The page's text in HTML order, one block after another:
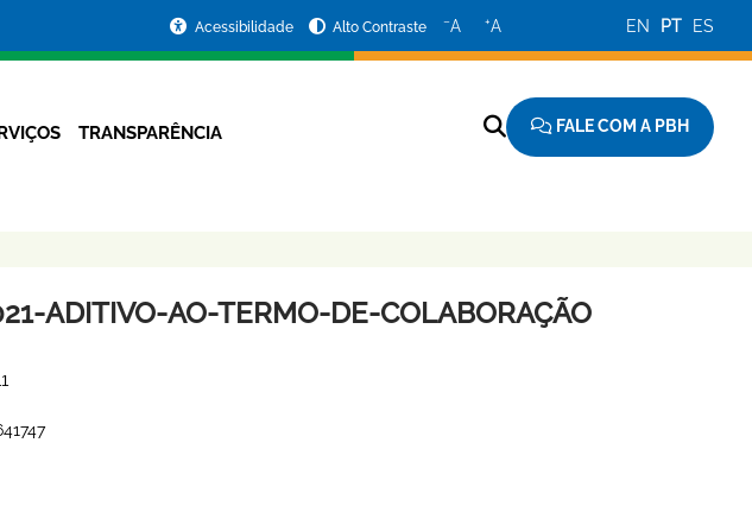
Acessibilidade Alto Contraste −A +A EN PT ES
TRANSPARÊNCIA FALE COM A PBH
ADITIVO-AO-TERMO-DE-COLABORAÇÃO